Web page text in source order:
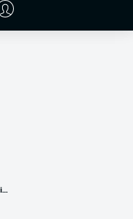
Adam Dźwigała